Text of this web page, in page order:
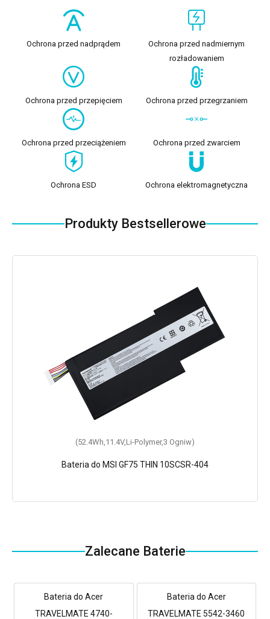
Ochrona przed nadprądem
Ochrona przed nadmiernym
rozładowaniem
Ochrona przed przepięciem Ochrona przed przegrzaniem
Ochrona przed przeciążeniem Ochrona przed zwarciem
Ochrona ESD Ochrona elektromagnetyczna
Produkty Bestsellerowe
(52.4Wh,11.4V,Li-Polymer,3 Ogniw)
Bateria do MSI GF75 THIN 10SCSR-404
Zalecane Baterie
Bateria do Acer
TRAVELMATE 4740-
Bateria do Acer
TRAVELMATE 5542-3460